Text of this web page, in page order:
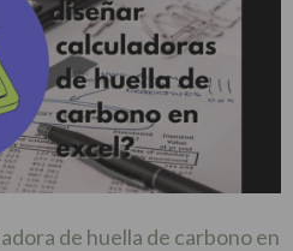
de huella de carbono en